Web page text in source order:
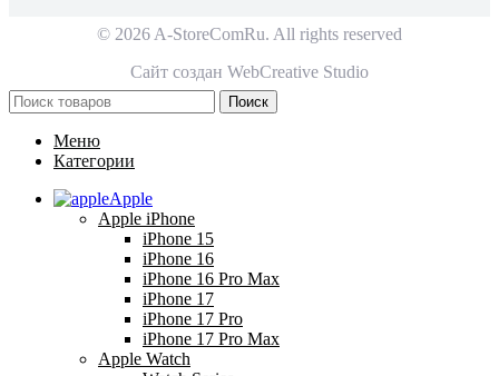
© 2026 A-StoreComRu. All rights reserved
Сайт создан WebCreative Studio
Поиск
Меню
Категории
Apple
Apple iPhone
iPhone 15
iPhone 16
iPhone 16 Pro Max
iPhone 17
iPhone 17 Pro
iPhone 17 Pro Max
Apple Watch